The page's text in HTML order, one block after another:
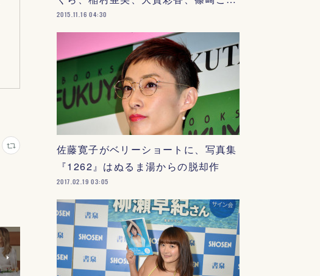
2015.11.16 04:30
佐藤寛子がベリーショートに、写真集
『1262』はぬるま湯からの脱却作
2017.02.19 03:05